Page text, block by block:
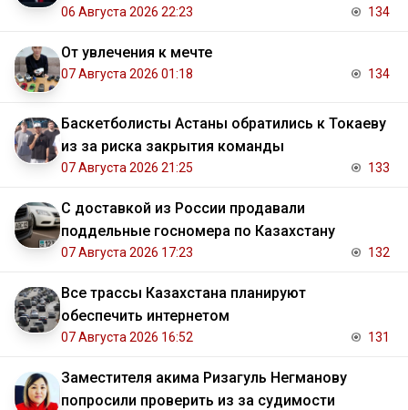
06 Августа 2026 22:23 134
От увлечения к мечте
07 Августа 2026 01:18 134
Баскетболисты Астаны обратились к Токаеву
из за риска закрытия команды
07 Августа 2026 21:25 133
С доставкой из России продавали
поддельные госномера по Казахстану
07 Августа 2026 17:23 132
Все трассы Казахстана планируют
обеспечить интернетом
07 Августа 2026 16:52 131
Заместителя акима Ризагуль Негманову
попросили проверить из за судимости